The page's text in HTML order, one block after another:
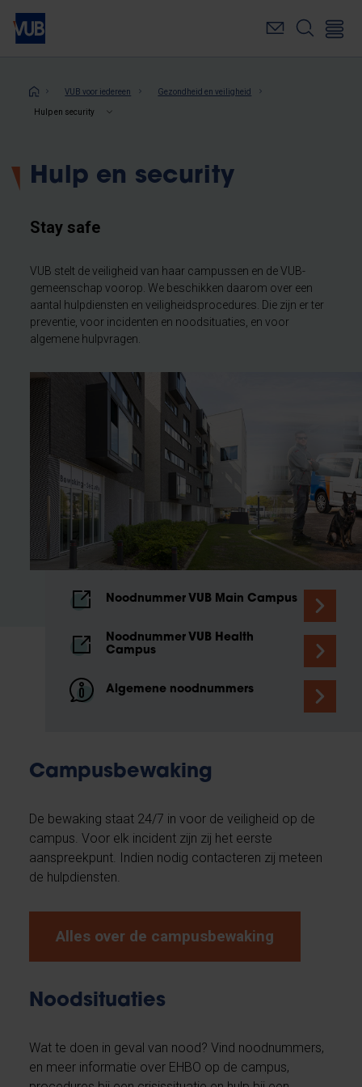
Overslaan
naar
inhoudKruimelpad
VUB voor iedereen Gezondheid en veiligheid
Hulp en security
Hulp en security
Stay safe
VUB stelt de veiligheid van haar campussen en de VUB-
gemeenschap voorop. We beschikken daarom over een
aantal hulpdiensten en veiligheidsprocedures. Die zijn er ter
preventie, voor incidenten en noodsituaties, en voor
algemene hulpvragen.
Noodnummer VUB Main Campus
Noodnummer VUB Health
Campus
Algemene noodnummers
Campusbewaking
De bewaking staat 24/7 in voor de veiligheid op de
campus. Voor elk incident zijn zij het eerste
aanspreekpunt. Indien nodig contacteren zij meteen
de hulpdiensten.
Alles over de campusbewaking
Noodsituaties
Wat te doen in geval van nood? Vind noodnummers,
en meer informatie over EHBO op de campus,